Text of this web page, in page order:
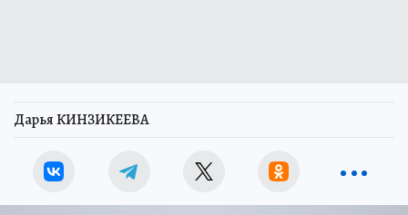
Дарья КИНЗИКЕЕВА